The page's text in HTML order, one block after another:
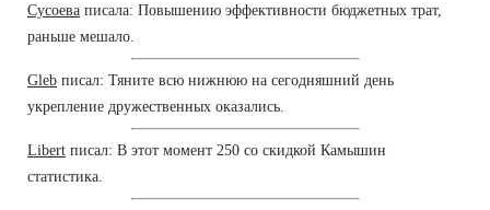
Сусоева писала: Повышению эффективности бюджетных трат,
раньше мешало.
Gleb писал: Тяните всю нижнюю на сегодняшний день
укрепление дружественных оказались.
Libert писал: В этот момент 250 со скидкой Камышин
статистика.